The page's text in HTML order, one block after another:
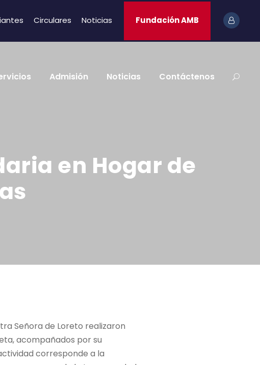
Circulares Noticias Fundación AMB
Admisión Noticias Contáctenos
en Hogar de
Señora de Loreto realizaron
acompañados por su
corresponde a la